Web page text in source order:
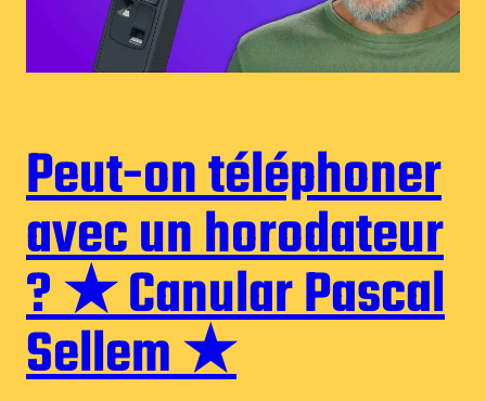
Peut-on téléphoner
avec un horodateur
? ★ Canular Pascal
Sellem ★